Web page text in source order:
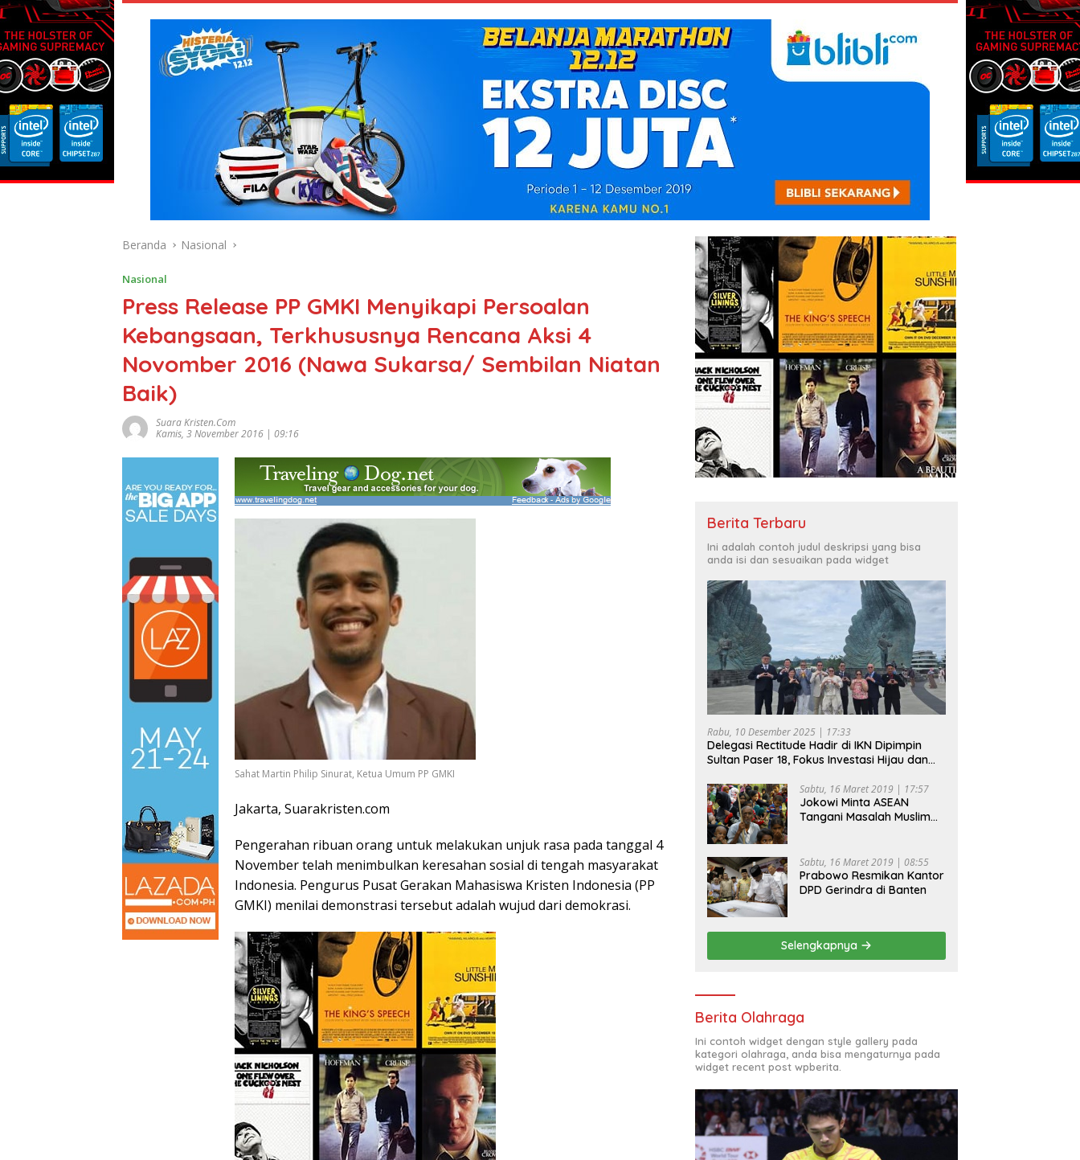
Beranda Nasional
Nasional
Press Release PP GMKI Menyikapi Persoalan
Kebangsaan, Terkhususnya Rencana Aksi 4
Novomber 2016 (Nawa Sukarsa/ Sembilan Niatan
Baik)
Suara Kristen.com
Kamis, 3 November 2016 | 09:16
Sahat Martin Philip Sinurat, Ketua Umum PP GMKI
Jakarta, Suarakristen.com
Pengerahan ribuan orang untuk melakukan unjuk rasa pada tanggal 4
November telah menimbulkan keresahan sosial di tengah masyarakat
Indonesia. Pengurus Pusat Gerakan Mahasiswa Kristen Indonesia (PP
GMKI) menilai demonstrasi tersebut adalah wujud dari demokrasi.
Berita Terbaru
Ini adalah contoh judul deskripsi yang bisa
anda isi dan sesuaikan pada widget
Rabu, 10 Desember 2025 | 17:33
Delegasi Rectitude Hadir di IKN Dipimpin
Sultan Paser 18, Fokus Investasi Hijau dan
Sabtu, 16 Maret 2019 | 17:57
Jokowi Minta ASEAN
Tangani Masalah Muslim
Sabtu, 16 Maret 2019 | 08:55
Prabowo Resmikan Kantor
DPD Gerindra di Banten
Selengkapnya
Berita Olahraga
Ini contoh widget dengan style gallery pada
kategori olahraga, anda bisa mengaturnya pada
widget recent post wpberita.